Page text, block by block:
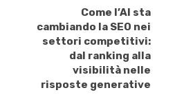
Come l’AI sta
cambiando la SEO nei
settori competitivi:
dal ranking alla
visibilità nelle
risposte generative